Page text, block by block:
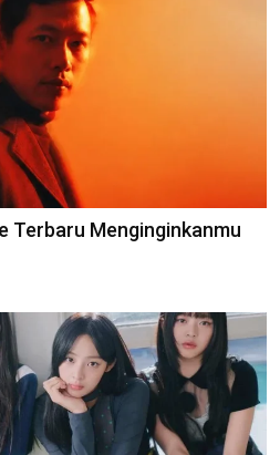
Terbaru Menginginkanmu